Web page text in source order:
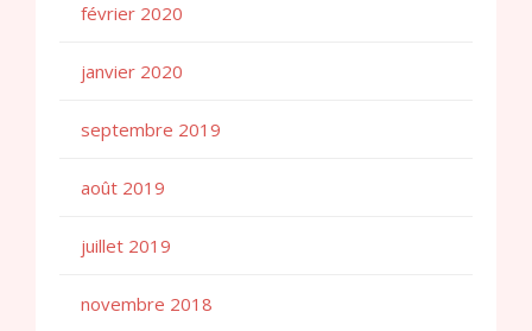
février 2020
janvier 2020
septembre 2019
août 2019
juillet 2019
novembre 2018